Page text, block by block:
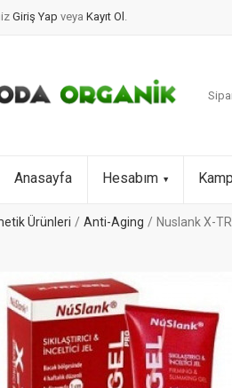
Giriş Yap veya Kayıt Ol .
Anasayfa Hesabım
Ürünleri Anti-Aging Nuslank X-